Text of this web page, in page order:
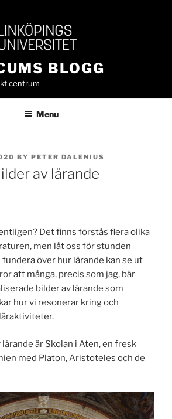
BLOGG
centrum
Menu
BY PETER DALENIUS
av lärande
Det finns förstås flera olika
men låt oss för stunden
över hur lärande kan se ut
att många, precis som jag, bär
bilder av lärande som
hur vi resonerar kring och
lärande är Skolan i Aten, en fresk
med Platon, Aristoteles och de